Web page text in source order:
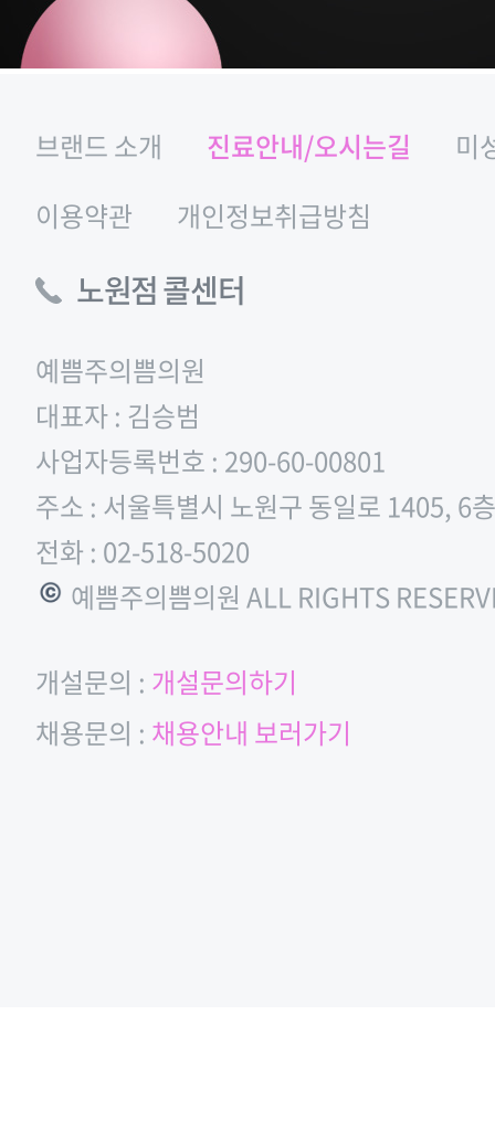
브랜드 소개 진료안내/오시는길
미
이용약관
개인정보취급방침
노원점 콜센터
예쁨주의쁨의원
대표자 : 김승범
사업자등록번호 : 290-60-00801
주소 : 서울특별시 노원구 동일로 1405, 6
전화 : 02-518-5020
© 예쁨주의쁨의원 ALL RIGHTS
개설문의 : 개설문의하기
채용문의 : 채용안내 보러가기